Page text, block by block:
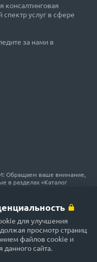
для улучшения
просмотр страниц
файлов cookie и
сайта.
консалтинговая
услуг в сфере
за нами в
Обращаем ваше внимание,
в разделах «Каталог
из источников,
и полнота не
администрация
и не обещает в будущем
надежности
возможных доходов.
за